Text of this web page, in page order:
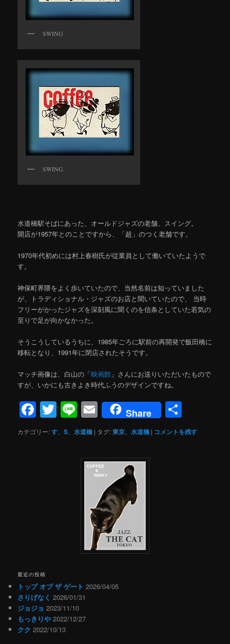
SWING
SWING
水道橋駅そばにあった、オールドジャズの老舗、スイング。
開店が1957年とのことですから、「超」のつく老舗です。
1970年代初めには村上春樹氏が従業員として働いていたようで
す。
神保町界隈をよく歩いていたので、当然名前は知っていました
が、トラディショナル・ジャズのお店と聞いていたので、 当時
フリーがかったジャズを深刻風に聞くのを信条としていた若気の
至りで足が向かなかった。
そうこうしているうちに、1985年ごろに駅前の再開発で飯田橋に
移転となり、1991年に閉店されたそうです。
マッチ画像は、白山の「映画館 」さんにお送りいただいたもので
すが、いかにも古きよき時代ふうのデザインですね。
Facebook
Twitter
LineEmailShare
有
カテゴリー:す 、S 、水道橋 | タグ:東京 、水道橋 | コメントを残す
最近の投稿
トップ オブ ザ ゲート 2026/04/05
さりげなく 2026/01/31
ジョジョ 2023/11/10
もっきりや 2022/12/27
クク 2022/10/13